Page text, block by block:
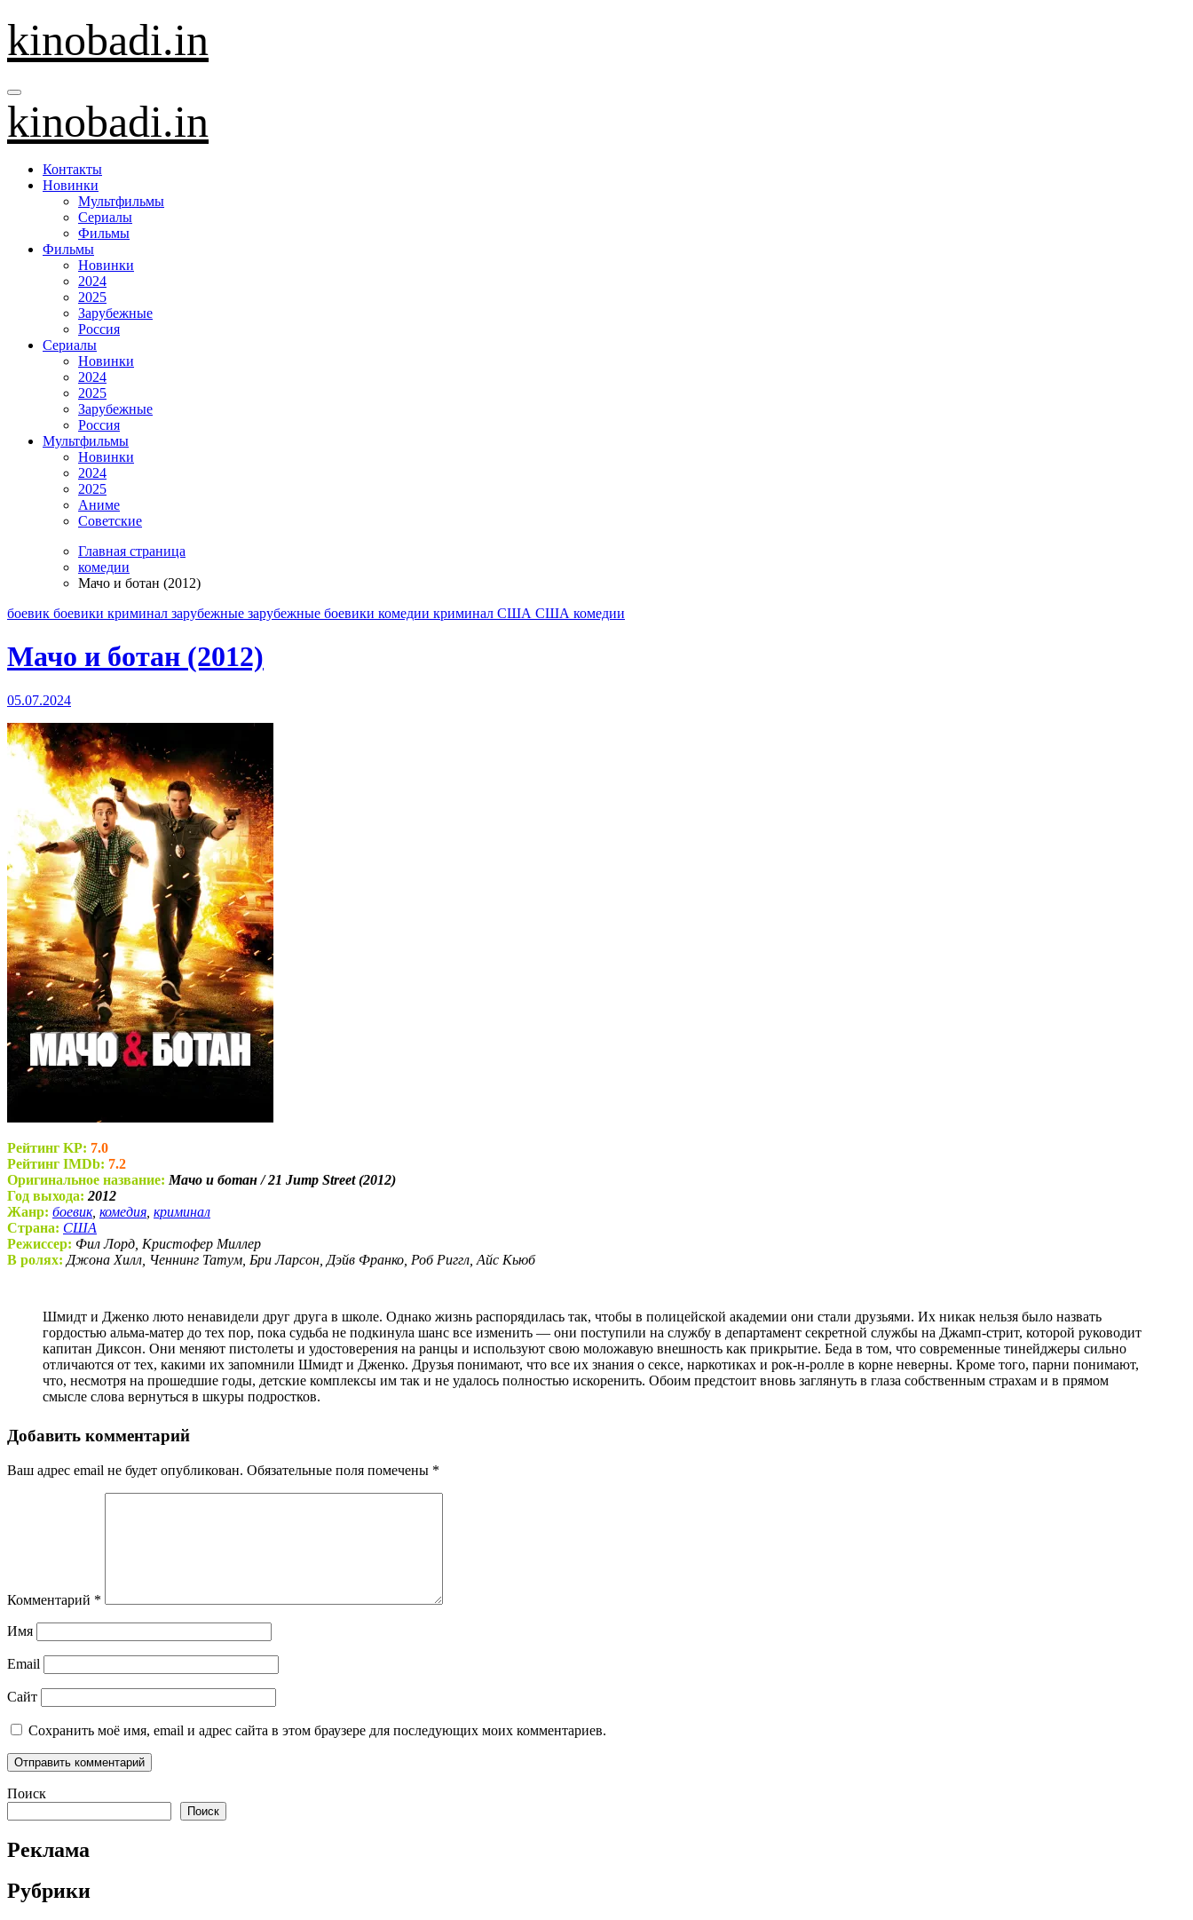
Перейти
содержанию
kinobadi.in
kinobadi.in
Контакты
Новинки
Мультфильмы
Сериалы
Фильмы
Фильмы
Новинки
2024
2025
Зарубежные
Россия
Сериалы
Новинки
2024
2025
Зарубежные
Россия
Мультфильмы
Новинки
2024
2025
Аниме
Советские
Главная страница
комедии
Мачо и ботан (2012)
боевик боевики криминал зарубежные зарубежные боевики комедии криминал США США комедии
Мачо и ботан (2012)
05.07.2024
Рейтинг KP: 7.0
Рейтинг IMDb: 7.2
Оригинальное название: Мачо и ботан / 21 Jump Street (2012)
Год выхода: 2012
Жанр: боевик, комедия криминал
Страна: США
Режиссер: Фил Лорд, Кристофер Миллер
В ролях: Джона Хилл, Ченнинг Татум, Бри Ларсон, Дэйв Франко, Роб Риггл, Айс Кьюб
Шмидт и Дженко люто ненавидели друг друга в школе. Однако жизнь распорядилась так, чтобы в полицейской академии они стали друзьями. Их никак нельзя было назвать
гордостью альма-матер до тех пор, пока судьба не подкинула шанс все изменить — они поступили на службу в департамент секретной службы на Джамп-стрит, которой руководит
капитан Диксон. Они меняют пистолеты и удостоверения на ранцы и используют свою моложавую внешность как прикрытие. Беда в том, что современные тинейджеры сильно
отличаются от тех, какими их запомнили Шмидт и Дженко. Друзья понимают, что все их знания о сексе, наркотиках и рок-н-ролле в корне неверны. Кроме того, парни понимают,
что, несмотря на прошедшие годы, детские комплексы им так и не удалось полностью искоренить. Обоим предстоит вновь заглянуть в глаза собственным страхам и в прямом
смысле слова вернуться в шкуры подростков.
Добавить комментарий
Ваш адрес email не будет опубликован. Обязательные поля помечены *
Комментарий *
Имя
Email
Сайт
Сохранить моё имя, email и адрес сайта в этом браузере для последующих моих комментариев.
Поиск
Поиск
Реклама
Рубрики